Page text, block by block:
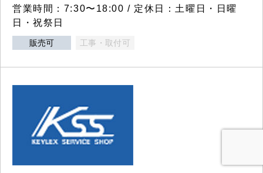
営業時間：7:30〜18:00 / 定休日：土曜日・日曜
日・祝祭日
販売可 工事・取付可